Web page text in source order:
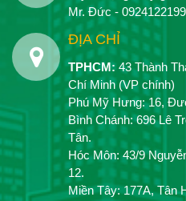
Mr. Đức - 0924122199
ĐỊA CHỈ
TPHCM: 43 Thành
Chí Minh (VP chính)
Phú Mỹ Hưng: 16,
Bình Chánh: 696 Lê
Tân.
Hóc Môn: 43/9
12.
Miền Tây: 177A, Tân